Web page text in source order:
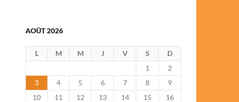
AOÛT 2026
L M M J V S
D
1
2
3
4 5 6 7 8
9
10
11 12 13 14 15
16